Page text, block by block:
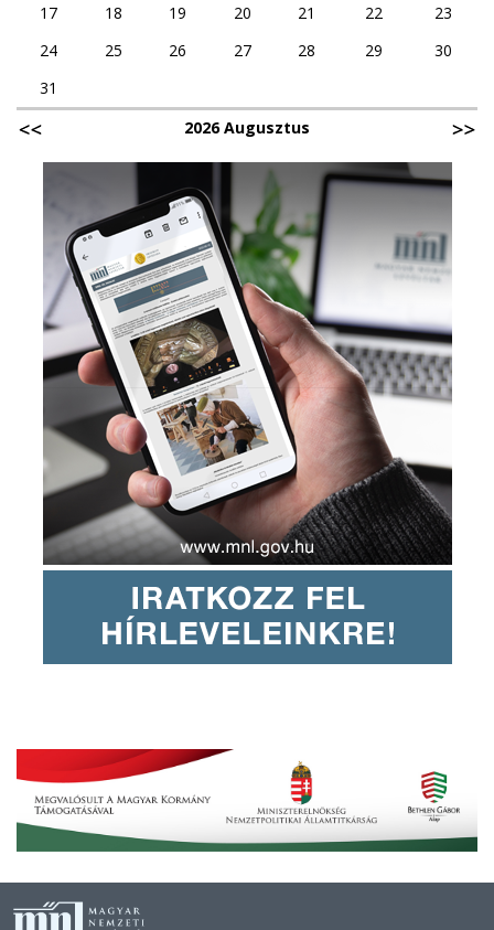
17
18 19 20 21 22
23
24
25 26 27 28 29
30
31
2026 Augusztus